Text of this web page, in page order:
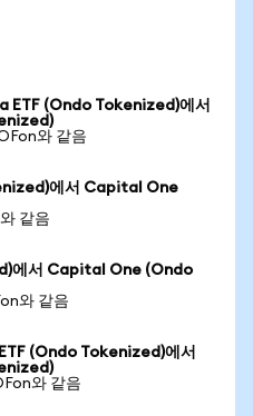
ETF (Ondo Tokenized)에서
와 같음
에서 Capital One
같음
에서 Capital One (Ondo
와 같음
(Ondo Tokenized)에서
와 같음